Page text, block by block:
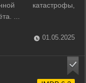
катастрофы,
...
01.05.2025